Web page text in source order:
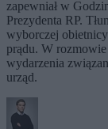
zapewniał w
Prezydenta RP.
wyborczej
prądu. W
wydarzenia
urząd.